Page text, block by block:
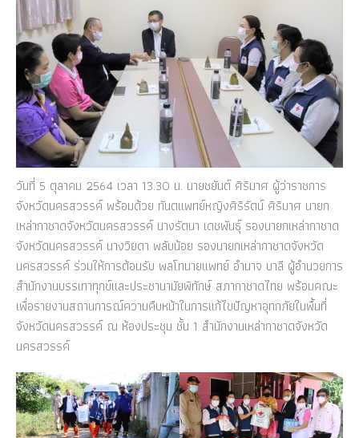
วันที่ 5 ตุลาคม 2564 เวลา 13.30 น. นายชยันต์ ศิริมาศ ผู้ว่าราชการ
จังหวัดนครสวรรค์ พร้อมด้วย ทันตแพทย์หญิงศิริรัตน์ ศิริมาศ นายก
เหล่ากาชาดจังหวัดนครสวรรค์ นางรัตนา เดชพันธุ์ รองนายกเหล่ากาชาด
จังหวัดนครสวรรค์ นางวิยดา พลับน้อย รองนายกเหล่ากาชาดจังหวัด
นครสวรรค์ ร่วมให้การต้อนรับ พลโทนายแพทย์ อำนาจ บาลี ผู้อำนวยการ
สำนักงานบรรเทาทุกข์และประชานามัยพิทักษ์ สภากาชาดไทย พร้อมคณะ
เพื่อรายงานสถานการณ์ความคืบหน้าในการแก้ไขปัญหาอุทกภัยในพื้นที่
จังหวัดนครสวรรค์ ณ ห้องประชุม ชั้น 1 สำนักงานเหล่ากาชาดจังหวัด
นครสวรรค์